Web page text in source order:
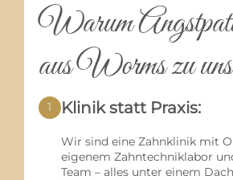
Warum
aus Worms zu
1 Klinik statt Praxis:
Wir sind eine Zahnklinik mit
eigenem Zahntechniklabor
Team – alles unter einem